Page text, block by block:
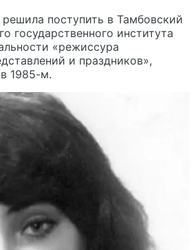
решила поступить в Тамбовский
государственного института
«режиссура
и праздников»,
1985-м.